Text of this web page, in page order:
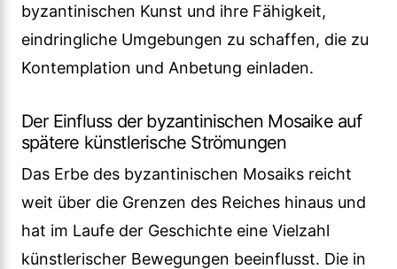
byzantinischen Kunst und ihre Fähigkeit,
eindringliche Umgebungen zu schaffen, die zu
Kontemplation und Anbetung einladen.
Der Einfluss der byzantinischen Mosaike auf
spätere künstlerische Strömungen
Das Erbe des byzantinischen Mosaiks reicht
weit über die Grenzen des Reiches hinaus und
hat im Laufe der Geschichte eine Vielzahl
künstlerischer Bewegungen beeinflusst. Die in